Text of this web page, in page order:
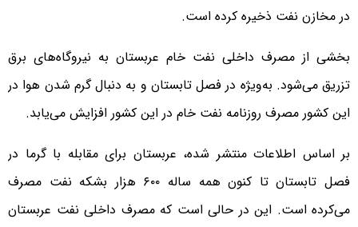
در مخازن نفت ذخیره کرده است.
بخشی از مصرف داخلی نفت خام عربستان به نیروگاه‌های برق
تزریق می‌شود. به‌ویژه در فصل تابستان و به دنبال گرم شدن هوا در
این کشور مصرف روزنامه نفت خام در این کشور افزایش می‌یابد.
بر اساس اطلاعات منتشر شده، عربستان برای مقابله با گرما در
فصل تابستان تا کنون همه ساله ۶۰۰ هزار بشکه نفت مصرف
می‌کرده است. این در حالی است که مصرف داخلی نفت عربستان